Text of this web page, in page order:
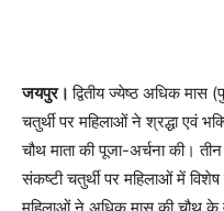
जयपुर।द्वितीय ज्येष्ठ अधिक मास
चतुर्थी पर महिलाओं ने श्रद्धा एवं
चौथ माता की पूजा-अर्चना की।
संकष्टी चतुर्थी पर महिलाओं में